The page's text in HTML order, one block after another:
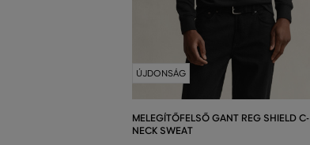
ÚJDONSÁG
MELEGÍTŐFELSŐ GANT REG SHIELD C-
NECK SWEAT